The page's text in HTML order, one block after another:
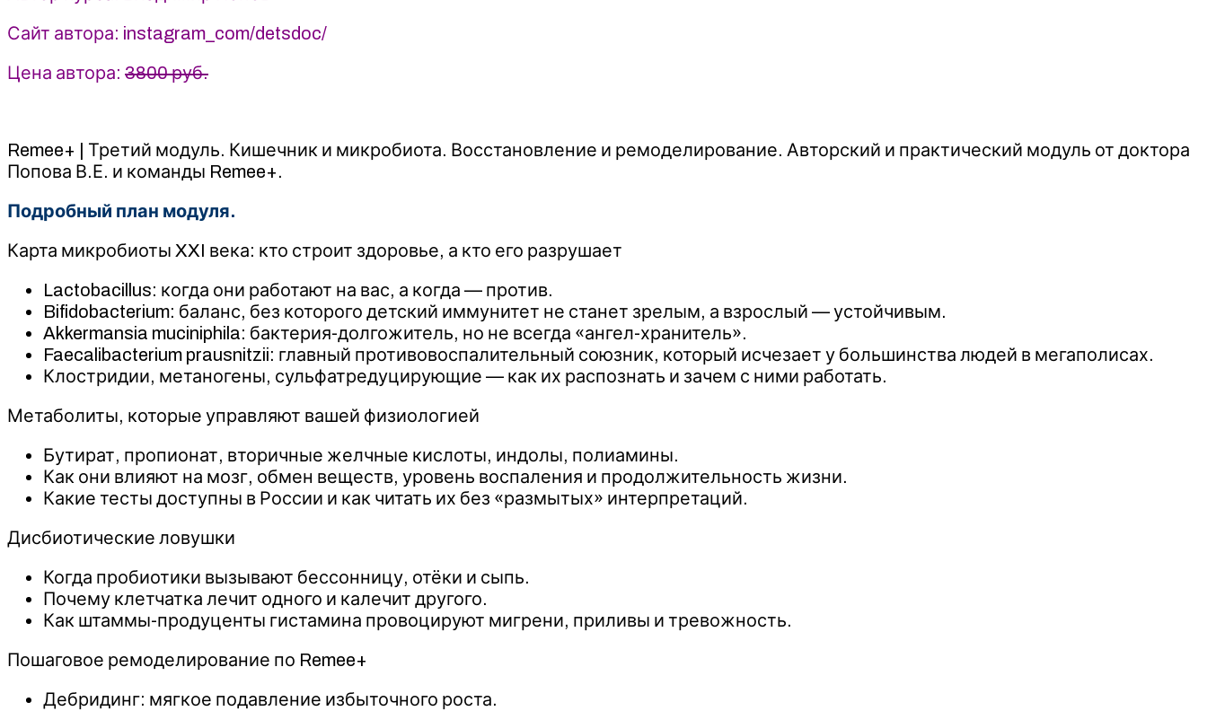
3
-
Владимир
Попов
(2025)
Сайт автора: instagram_com/detsdoc/
Цена автора: 3800 руб.
Remee+ | Третий модуль. Кишечник и микробиота. Восстановление и ремоделирование. Авторский и практический модуль от доктора
Попова В.Е. и команды Remee+.
Подробный план модуля.
Карта микробиоты XXI века: кто строит здоровье, а кто его разрушает
Lactobacillus: когда они работают на вас, а когда — против.
Bifidobacterium: баланс, без которого детский иммунитет не станет зрелым, а взрослый — устойчивым.
Akkermansia muciniphila: бактерия-долгожитель, но не всегда «ангел-хранитель».
Faecalibacterium prausnitzii: главный противовоспалительный союзник, который исчезает у большинства людей в мегаполисах.
Клостридии, метаногены, сульфатредуцирующие — как их распознать и зачем с ними работать.
Метаболиты, которые управляют вашей физиологией
Бутират, пропионат, вторичные желчные кислоты, индолы, полиамины.
Как они влияют на мозг, обмен веществ, уровень воспаления и продолжительность жизни.
Какие тесты доступны в России и как читать их без «размытых» интерпретаций.
Дисбиотические ловушки
Когда пробиотики вызывают бессонницу, отёки и сыпь.
Почему клетчатка лечит одного и калечит другого.
Как штаммы-продуценты гистамина провоцируют мигрени, приливы и тревожность.
Пошаговое ремоделирование по Remee+
Дебридинг: мягкое подавление избыточного роста.